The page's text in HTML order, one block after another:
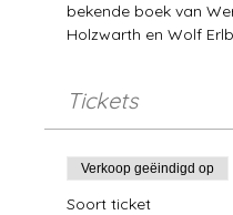
bekende boek van
Holzwarth en Wolf
Tickets
Verkoop geëindigd op
Soort ticket